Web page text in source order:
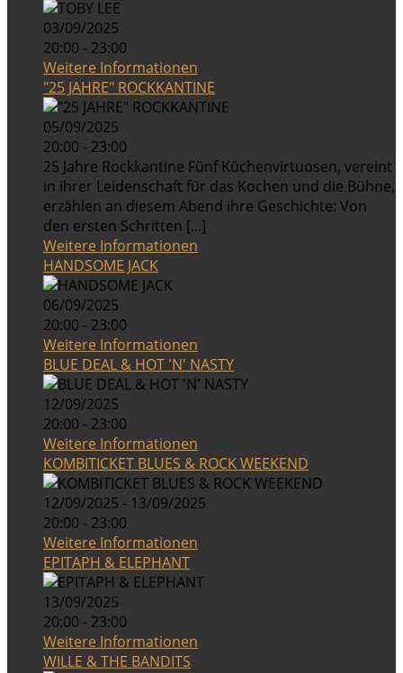
03/09/2025
20:00 - 23:00
Weitere Informationen
"25 JAHRE" ROCKKANTINE
05/09/2025
20:00 - 23:00
25 Jahre Rockkantine Fünf Küchenvirtuosen, vereint
in ihrer Leidenschaft für das Kochen und die Bühne,
erzählen an diesem Abend ihre Geschichte: Von
den ersten Schritten [...]
Weitere Informationen
HANDSOME JACK
06/09/2025
20:00 - 23:00
Weitere Informationen
BLUE DEAL & HOT 'N' NASTY
12/09/2025
20:00 - 23:00
Weitere Informationen
KOMBITICKET BLUES & ROCK WEEKEND
12/09/2025 - 13/09/2025
20:00 - 23:00
Weitere Informationen
EPITAPH & ELEPHANT
13/09/2025
20:00 - 23:00
Weitere Informationen
WILLE & THE BANDITS